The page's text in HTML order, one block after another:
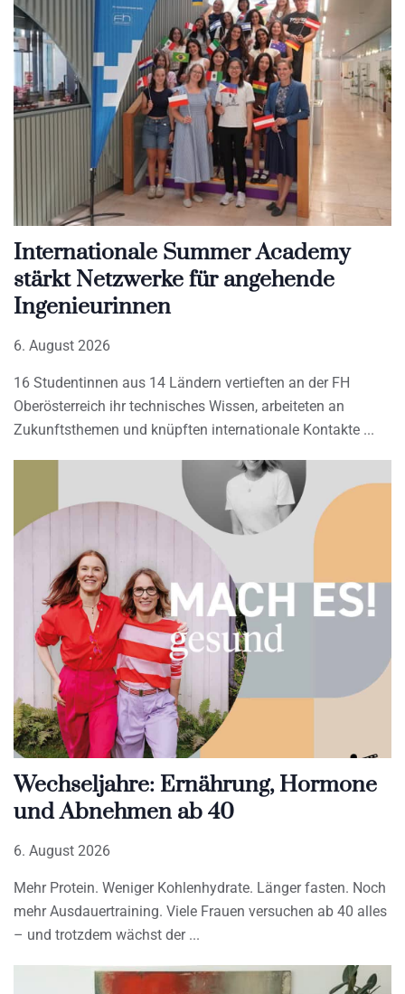
Internationale Summer Academy
stärkt Netzwerke für angehende
Ingenieurinnen
6. August 2026
16 Studentinnen aus 14 Ländern vertieften an der FH
Oberösterreich ihr technisches Wissen, arbeiteten an
Zukunftsthemen und knüpften internationale Kontakte
Wechseljahre: Ernährung, Hormone
und Abnehmen ab 40
6. August 2026
Mehr Protein. Weniger Kohlenhydrate. Länger fasten. Noch
mehr Ausdauertraining. Viele Frauen versuchen ab 40 alles
– und trotzdem wächst der